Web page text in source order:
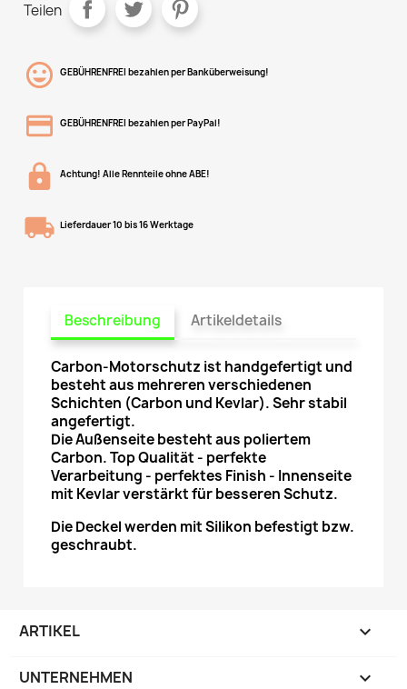
Teilen
GEBÜHRENFREI bezahlen per Banküberweisung!
GEBÜHRENFREI bezahlen per PayPal!
Achtung! Alle Rennteile ohne ABE!
Lieferdauer 10 bis 16 Werktage
Beschreibung Artikeldetails
Carbon-Motorschutz ist handgefertigt und
besteht aus mehreren verschiedenen
Schichten (Carbon und Kevlar). Sehr stabil
angefertigt.
Die Außenseite besteht aus poliertem
Carbon. Top Qualität - perfekte
Verarbeitung - perfektes Finish - Innenseite
mit Kevlar verstärkt für besseren Schutz.
Die Deckel werden mit Silikon befestigt bzw.
geschraubt.
ARTIKEL 
UNTERNEHMEN 